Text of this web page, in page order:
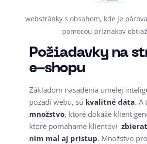
webstránky s obsahom, kde je
pomocou príznakov
Požiadavky na
e-shopu
Základom nasadenia umelej
pozadí webu, sú kvalitné dáta. A
množstvo, ktoré dokáže klient
ktoré pomáhame klientovi
nim mal aj prístup. Množstvo